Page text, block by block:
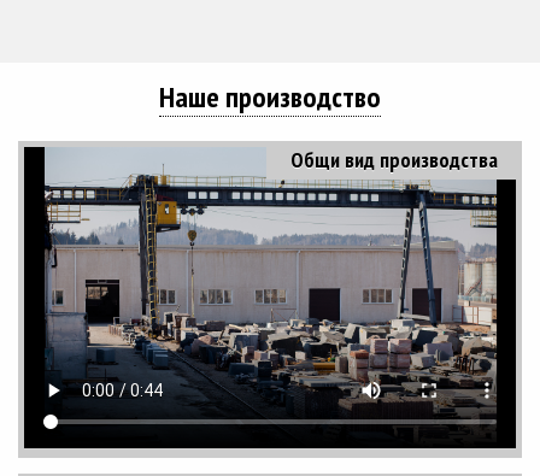
Наше производство
Общи вид производства